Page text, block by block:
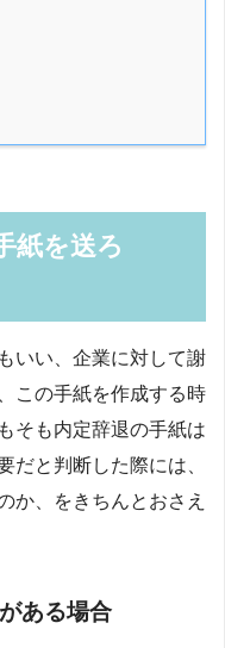
紙を送ろ
いい、企業に対して謝
この手紙を作成する時
そも内定辞退の手紙は
だと判断した際には、
か、をきちんとおさえ
ある場合